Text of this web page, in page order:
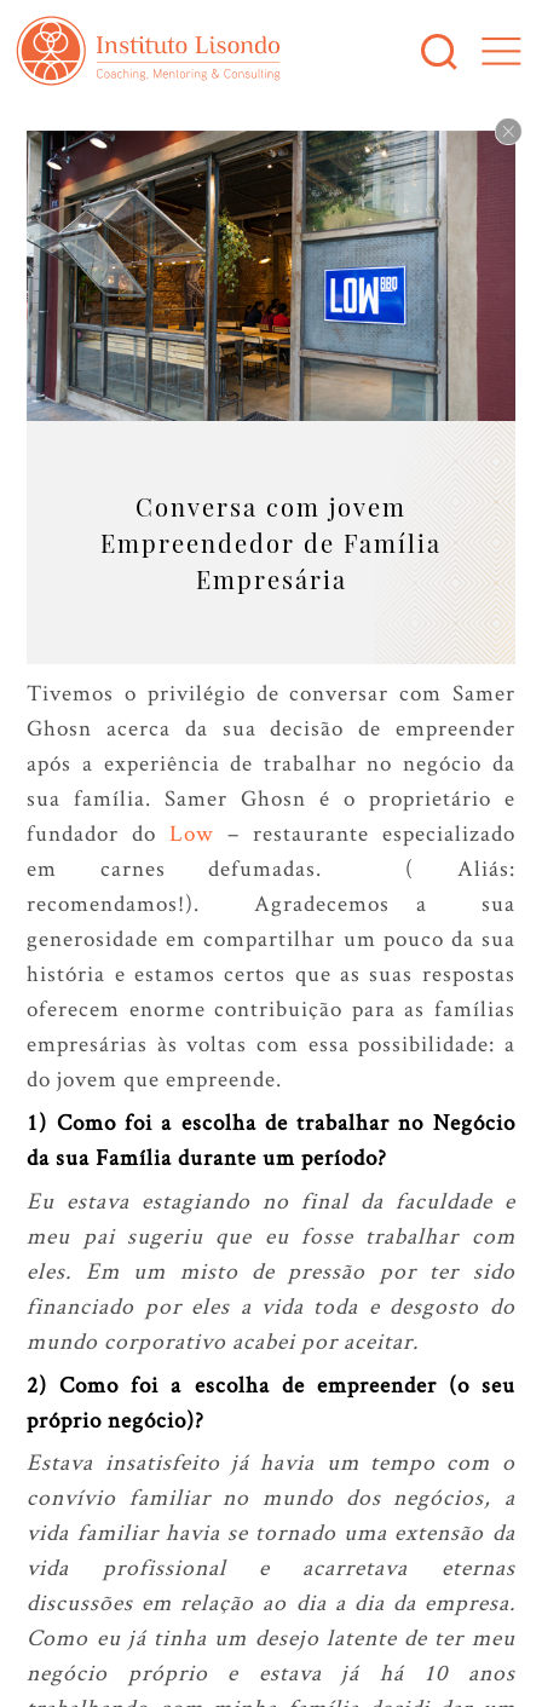
Conversa com jovem
Empreendedor de Família
Empresária
Tivemos o privilégio de conversar com Samer
Ghosn acerca da sua decisão de empreender
após a experiência de trabalhar no negócio da
sua família. Samer Ghosn é o proprietário e
fundador do Low – restaurante especializado
em carnes defumadas. ( Aliás:
recomendamos!). Agradecemos a sua
generosidade em compartilhar um pouco da sua
história e estamos certos que as suas respostas
oferecem enorme contribuição para as famílias
empresárias às voltas com essa possibilidade: a
do jovem que empreende.
1) Como foi a escolha de trabalhar no Negócio
da sua Família durante um período?
Eu estava estagiando no final da faculdade e
meu pai sugeriu que eu fosse trabalhar com
eles. Em um misto de pressão por ter sido
financiado por eles a vida toda e desgosto do
mundo corporativo acabei por aceitar.
2) Como foi a escolha de empreender (o seu
próprio negócio)?
Estava insatisfeito já havia um tempo com o
convívio familiar no mundo dos negócios, a
vida familiar havia se tornado uma extensão da
vida profissional e acarretava eternas
discussões em relação ao dia a dia da empresa.
Como eu já tinha um desejo latente de ter meu
negócio próprio e estava já há 10 anos